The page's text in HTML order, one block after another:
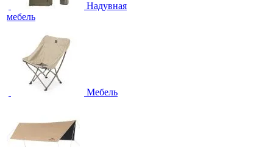
Надувная
мебель
Мебель